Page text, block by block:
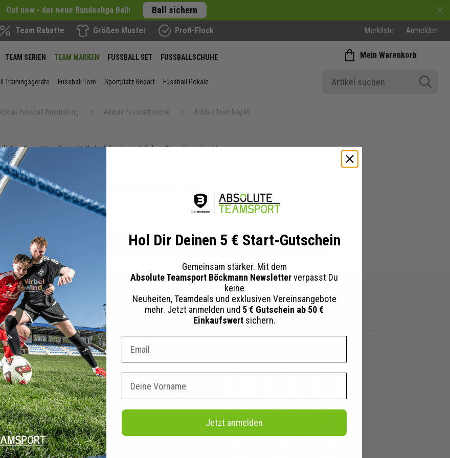
Out now - der neue Bundesliga Ball! Ball sichern
Team Rabatte Größen Muster Profi-Flock Merkliste Anmelden
TEAM SERIEN TEAM MARKEN FUSSBALL SET FUSSBALLSCHUHE
Trainingsgeräte Fussball Tore Sportplatz Bedarf Fussball Pokale
Mein Warenkorb
Fussball Ausrüstung Adidas Fussballtasche Adidas Teambag M
Sporttasche mit Schuhfach Adidas Sporttasche Herren Adidas Sporttasche Blau
Adidas Sporttasche Rot
Adidas Teambag M
dieser Auswahl finden
Vorkasse
uns
& Versand
Schweiz
Rücksendung
Zugang
SportBöckmann
Über uns
Instagram
TikTok
Holdorf:
Montag-Freitag:
Samstag:
Hol Dir Deinen 5 € Start-Gutschein
Gemeinsam stärker. Mit dem
Absolute Teamsport Böckmann Newsletterverpasst Du
keine
Neuheiten, Teamdeals und exklusiven Vereinsangebote
mehr. Jetzt anmelden und 5 € Gutschein ab 50 €
Einkaufswertsichern.
Jetzt anmelden